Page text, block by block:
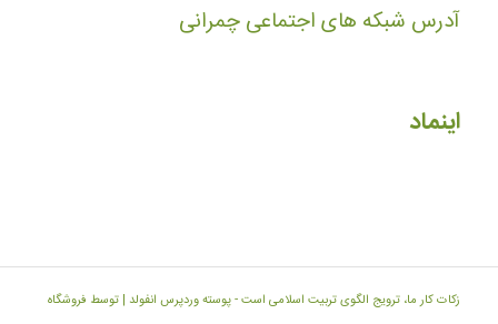
آدرس شبکه های اجتماعی چمرانی
اینماد
زکات کار ما، ترویج الگوی تربیت اسلامی است -پوسته وردپرس انفولد | توسط فروشگاه